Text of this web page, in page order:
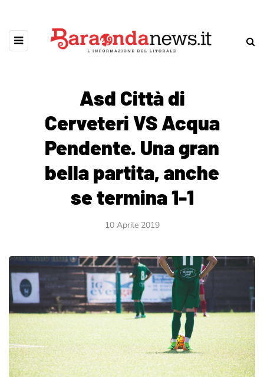
Asd Città di
Cerveteri VS Acqua
Pendente. Una gran
bella partita, anche
se termina 1-1
10 Aprile 2019